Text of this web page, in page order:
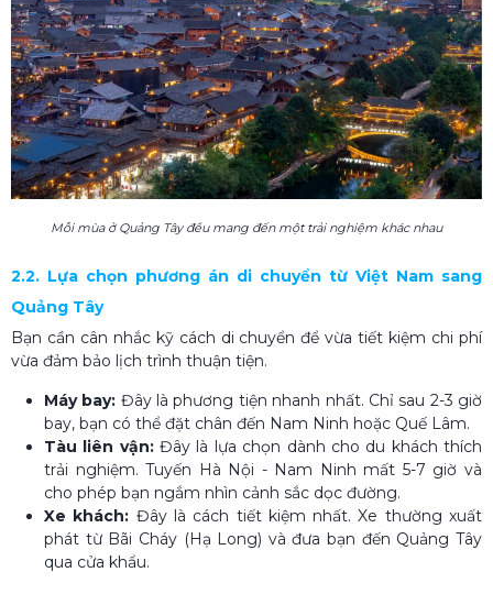
Mỗi mùa ở Quảng Tây đều mang đến một trải nghiệm khác nhau
2.2. Lựa chọn phương án di chuyển từ Việt Nam sang
Quảng Tây
Bạn cần cân nhắc kỹ cách di chuyển để vừa tiết kiệm chi phí
vừa đảm bảo lịch trình thuận tiện.
Máy bay: Đây là phương tiện nhanh nhất. Chỉ sau 2-3 giờ
bay, bạn có thể đặt chân đến Nam Ninh hoặc Quế Lâm.
Tàu liên vận:Đây là lựa chọn dành cho du khách thích
trải nghiệm. Tuyến Hà Nội - Nam Ninh mất 5-7 giờ và
cho phép bạn ngắm nhìn cảnh sắc dọc đường.
Xe khách: Đây là cách tiết kiệm nhất. Xe thường xuất
phát từ Bãi Cháy (Hạ Long) và đưa bạn đến Quảng Tây
qua cửa khẩu.